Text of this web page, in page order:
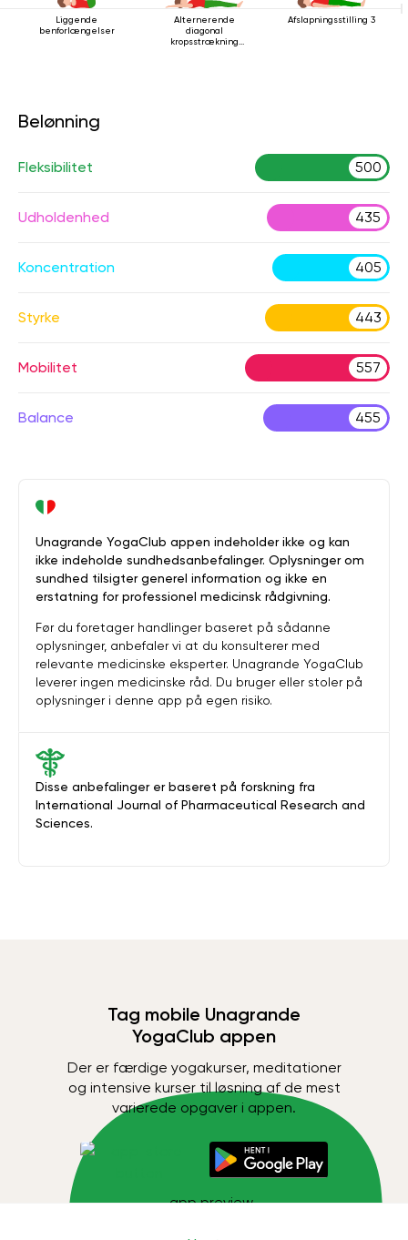
Liggende
benforlængelser
Alternerende
diagonal
kropsstrækning
Afslapningsstilling 3
Belønning
Fleksibilitet 500
Udholdenhed 435
Koncentration 405
Styrke 443
Mobilitet 557
Balance 455
Disse anbefalinger er baseret på forskning fra
International Journal of Pharmaceutical Research and
Sciences.
Unagrande YogaClub appen indeholder ikke og kan
ikke indeholde sundhedsanbefalinger. Oplysninger om
sundhed tilsigter generel information og ikke en
erstatning for professionel medicinsk rådgivning.
Før du foretager handlinger baseret på sådanne
oplysninger, anbefaler vi at du konsulterer med
relevante medicinske eksperter. Unagrande YogaClub
leverer ingen medicinske råd. Du bruger eller stoler på
oplysninger i denne app på egen risiko.
Tag mobile Unagrande
YogaClub appen
Der er færdige yogakurser, meditationer
og intensive kurser til løsning af de mest
varierede opgaver i appen.